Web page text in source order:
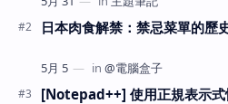
日本肉食解禁：禁忌菜單的歷
[Notepad++] 使用正規表示式